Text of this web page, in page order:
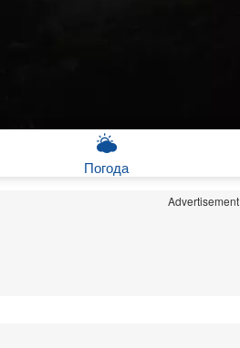
Погода
Advertisement